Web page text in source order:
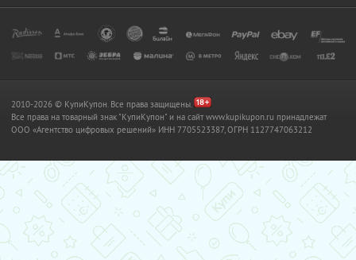
2010-2026 © КупиКупон. Все права защищены.
Все права на товарный знак "КупиКупон" и на сайт www.kupikupon.ru принадлежат
OOO «Агентство цифровых решений» ИНН 7705523387, ОГРН 1127747063212